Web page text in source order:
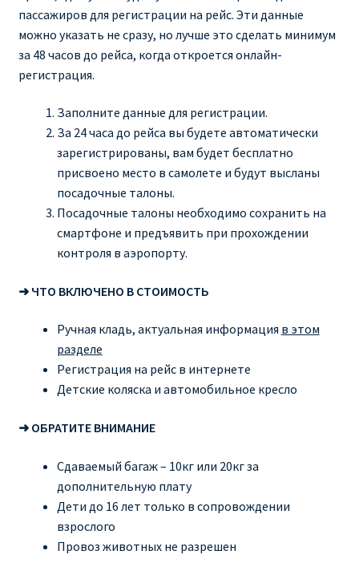
пассажиров для регистрации на рейс. Эти данные
можно указать не сразу, но лучше это сделать минимум
за 48 часов до рейса, когда откроется онлайн-
регистрация.
Заполните данные для регистрации.
За 24 часа до рейса вы будете автоматически
зарегистрированы, вам будет бесплатно
присвоено место в самолете и будут высланы
посадочные талоны.
Посадочные талоны необходимо сохранить на
смартфоне и предъявить при прохождении
контроля в аэропорту.
➜ ЧТО ВКЛЮЧЕНО В СТОИМОСТЬ
Ручная кладь, актуальная информация в этом
разделе
Регистрация на рейс в интернете
Детские коляска и автомобильное кресло
➜ ОБРАТИТЕ ВНИМАНИЕ
Сдаваемый багаж – 10кг или 20кг за
дополнительную плату
Дети до 16 лет только в сопровождении
взрослого
Провоз животных не разрешен